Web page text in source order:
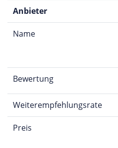
Anbieter
Name
Bewertung
Weiterempfehlungsrate
Preis